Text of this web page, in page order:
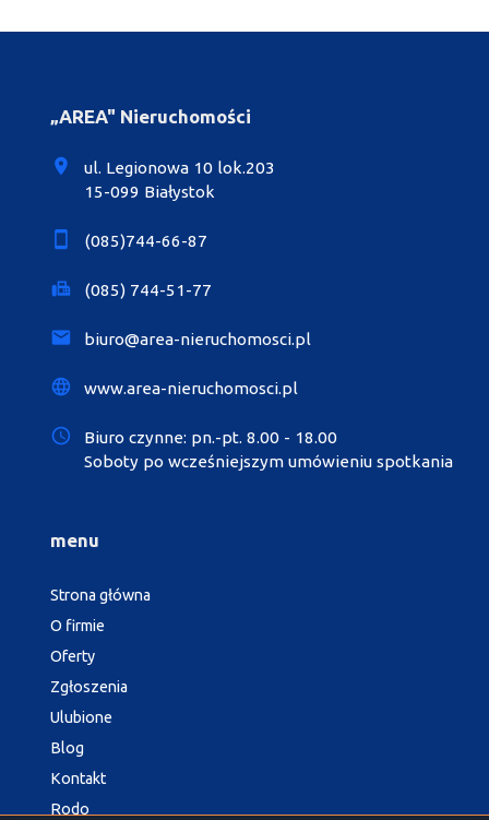
„AREA" Nieruchomości
ul. Legionowa 10 lok.203
15-099 Białystok
(085)744-66-87
(085) 744-51-77
biuro@area-nieruchomosci.pl
www.area-nieruchomosci.pl
Biuro czynne: pn.-pt. 8.00 - 18.00
Soboty po wcześniejszym umówieniu spotkania
menu
Strona główna
O firmie
Oferty
Zgłoszenia
Ulubione
Blog
Kontakt
Rodo